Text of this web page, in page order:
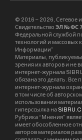
© 2016 – 2026, Сетевое
Свидетельство ЭЛ № ФС
Федеральной службой
технологий и
Информации”
Материалы,
зрения их авторов и не
интернет-журнала
обязана это делать. Все
интернет-журнала
в том числе об
использовании
гиперссылка на
Рубрика “Мнения”
имеет обособленное
авторов материалов